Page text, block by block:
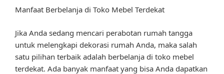
Manfaat Berbelanja di Toko Mebel Terdekat
Jika Anda sedang mencari perabotan rumah tangga
untuk melengkapi dekorasi rumah Anda, maka salah
satu pilihan terbaik adalah berbelanja di toko mebel
terdekat. Ada banyak manfaat yang bisa Anda dapatkan